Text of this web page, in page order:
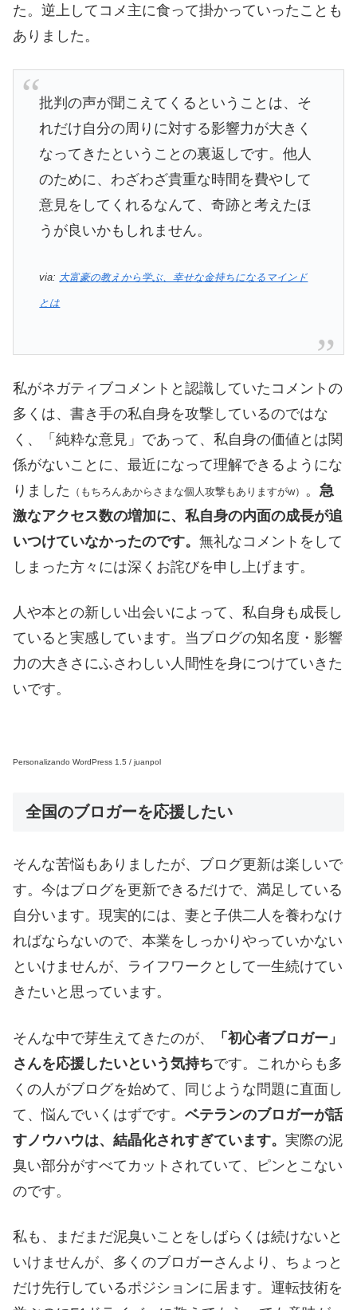
た。逆上してコメ主に食って掛かっていったことも
ありました。
批判の声が聞こえてくるということは、そ
れだけ自分の周りに対する影響力が大きく
なってきたということの裏返しです。他人
のために、わざわざ貴重な時間を費やして
意見をしてくれるなんて、奇跡と考えたほ
うが良いかもしれません。
via: 大富豪の教えから学ぶ、幸せな金持ちになるマインド
とは
私がネガティブコメントと認識していたコメントの
多くは、書き手の私自身を攻撃しているのではな
く、「純粋な意見」であって、私自身の価値とは関
係がないことに、最近になって理解できるようにな
りました
（もちろんあからさまな個人攻撃もありますがw） 。 急
激なアクセス数の増加に、私自身の内面の成長が追
いつけていなかったのです。 無礼なコメントをして
しまった方々には深くお詫びを申し上げます。
人や本との新しい出会いによって、私自身も成長し
ていると実感しています。当ブログの知名度・影響
力の大きさにふさわしい人間性を身につけていきた
いです。
Personalizando WordPress 1.5 / juanpol
全国のブロガーを応援したい
そんな苦悩もありましたが、ブログ更新は楽しいで
す。今はブログを更新できるだけで、満足している
自分います。現実的には、妻と子供二人を養わなけ
ればならないので、本業をしっかりやっていかない
といけませんが、ライフワークとして一生続けてい
きたいと思っています。
そんな中で芽生えてきたのが、
「初心者ブロガー」
さんを応援したいという気持ちです。これからも多
くの人がブログを始めて、同じような問題に直面し
て、悩んでいくはずです。 ベテランのブロガーが話
すノウハウは、結晶化されすぎています。 実際の泥
臭い部分がすべてカットされていて、ピンとこない
のです。
私も、まだまだ泥臭いことをしばらくは続けないと
いけませんが、多くのブロガーさんより、ちょっと
だけ先行しているポジションに居ます。運転技術を